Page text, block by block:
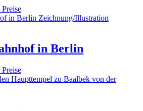
in Berlin